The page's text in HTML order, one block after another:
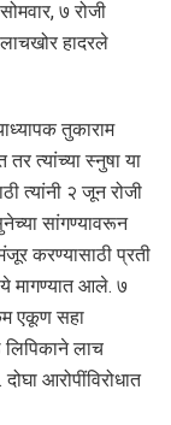
७ रोजी
हादरले
तुकाराम
त्यांच्या स्नुषा या
त्यांनी २ जून रोजी
सांगण्यावरून
करण्यासाठी प्रती
मागण्यात आले. ७
एकूण सहा
लिपिकाने लाच
आरोपींविरोधात